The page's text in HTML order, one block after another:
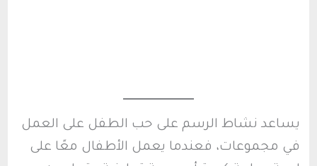
يساعد نشاط الرسم على حب الطفل على العمل
في مجموعات، فعندما يعمل الأطفال معًا على